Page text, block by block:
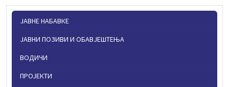
ЈАВНЕ НАБАВКЕ
ЈАВНИ ПОЗИВИ И ОБАВЈЕШТЕЊА
ВОДИЧИ
ПРОЈЕКТИ